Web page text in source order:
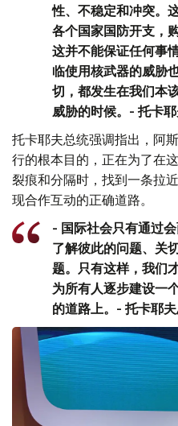
性、不稳定和冲突。
各个国家国防开支，
这并不能保证任何事
临使用核武器的威胁
切，都发生在我们本
威胁的时候。- 托卡耶
托卡耶夫总统强调指出，阿
行的根本目的，正在为了在
裂痕和分隔时，找到一条拉
现合作互动的正确道路。
- 国际社会只有通过
了解彼此的问题、关
题。只有这样，我们
为所有人逐步建设一
的道路上。- 托卡耶夫